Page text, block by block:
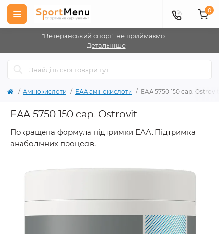
"Ветеранський спорт" не приймаємо.
Детальніше
0
Амінокислоти EAA амінокислоти EAA 5750 150 cap. Ostrovit
EAA 5750 150 cap. Ostrovit
Покращена формула підтримки EAA. Підтримка
анаболічних процесів.